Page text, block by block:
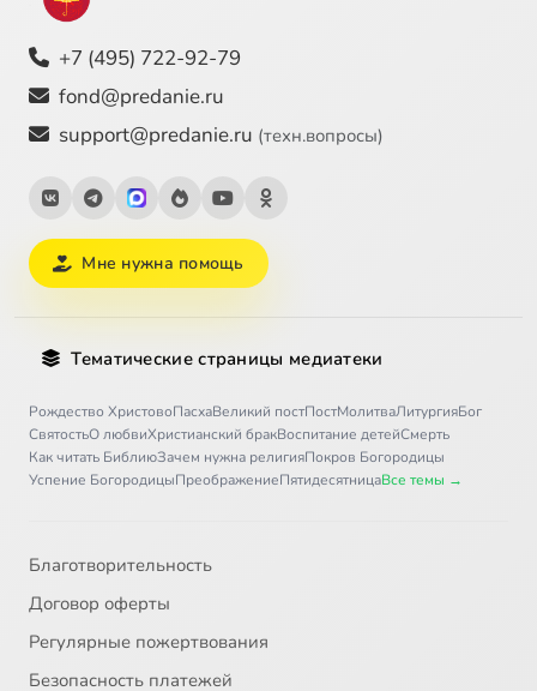
+7 (495) 722-92-79
fond@predanie.ru
support@predanie.ru (техн.вопросы)
Мне нужна помощь
Тематические страницы медиатеки
Рождество ХристовоПасхаВеликий постПостМолитваЛитургияБог
СвятостьО любвиХристианский бракВоспитание детейСмерть
Как читать БиблиюЗачем нужна религияПокров Богородицы
Успение БогородицыПреображениеПятидесятницаВсе темы →
Благотворительность
Договор оферты
Регулярные пожертвования
Безопасность платежей